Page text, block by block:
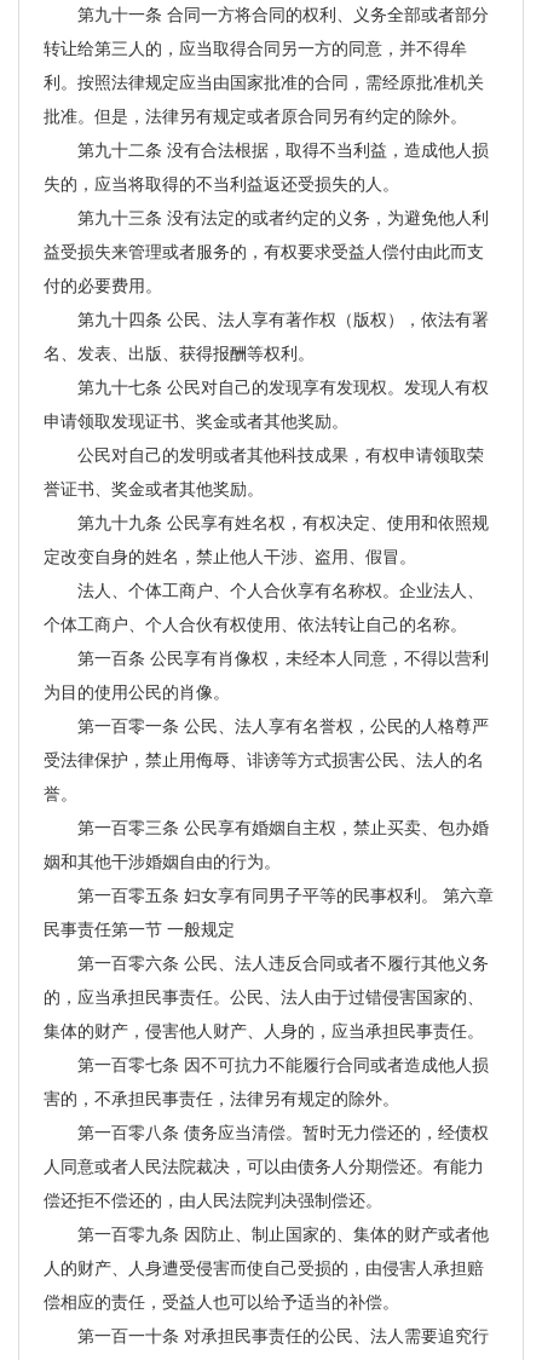
第九十一条 合同一方将合同的权利、义务全部或者部分
转让给第三人的，应当取得合同另一方的同意，并不得牟
利。按照法律规定应当由国家批准的合同，需经原批准机关
批准。但是，法律另有规定或者原合同另有约定的除外。
第九十二条 没有合法根据，取得不当利益，造成他人损
失的，应当将取得的不当利益返还受损失的人。
第九十三条 没有法定的或者约定的义务，为避免他人利
益受损失来管理或者服务的，有权要求受益人偿付由此而支
付的必要费用。
第九十四条 公民、法人享有著作权（版权），依法有署
名、发表、出版、获得报酬等权利。
第九十七条 公民对自己的发现享有发现权。发现人有权
申请领取发现证书、奖金或者其他奖励。
公民对自己的发明或者其他科技成果，有权申请领取荣
誉证书、奖金或者其他奖励。
第九十九条 公民享有姓名权，有权决定、使用和依照规
定改变自身的姓名，禁止他人干涉、盗用、假冒。
法人、个体工商户、个人合伙享有名称权。企业法人、
个体工商户、个人合伙有权使用、依法转让自己的名称。
第一百条 公民享有肖像权，未经本人同意，不得以营利
为目的使用公民的肖像。
第一百零一条 公民、法人享有名誉权，公民的人格尊严
受法律保护，禁止用侮辱、诽谤等方式损害公民、法人的名
誉。
第一百零三条 公民享有婚姻自主权，禁止买卖、包办婚
姻和其他干涉婚姻自由的行为。
第一百零五条 妇女享有同男子平等的民事权利。 第六章
民事责任第一节 一般规定
第一百零六条 公民、法人违反合同或者不履行其他义务
的，应当承担民事责任。公民、法人由于过错侵害国家的、
集体的财产，侵害他人财产、人身的，应当承担民事责任。
第一百零七条 因不可抗力不能履行合同或者造成他人损
害的，不承担民事责任，法律另有规定的除外。
第一百零八条 债务应当清偿。暂时无力偿还的，经债权
人同意或者人民法院裁决，可以由债务人分期偿还。有能力
偿还拒不偿还的，由人民法院判决强制偿还。
第一百零九条 因防止、制止国家的、集体的财产或者他
人的财产、人身遭受侵害而使自己受损的，由侵害人承担赔
偿相应的责任，受益人也可以给予适当的补偿。
第一百一十条 对承担民事责任的公民、法人需要追究行